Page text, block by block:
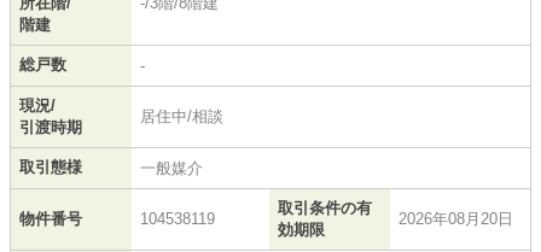
階建
総戸数 -
現況/
引渡時期
居住中/相談
取引態様 一般媒介
物件番号 104538119
取引条件の有
効期限
2026年08月20日